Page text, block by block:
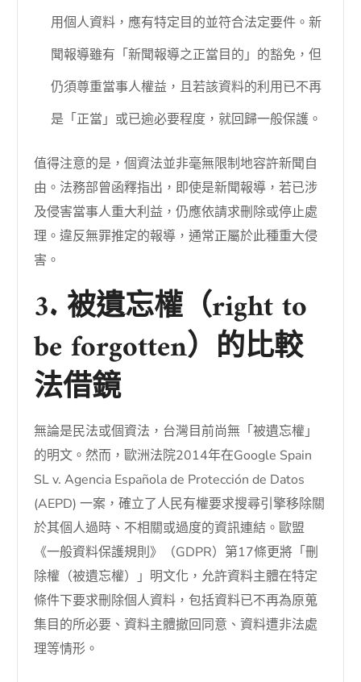
用個人資料，應有特定目的並符合法定要件。新
聞報導雖有「新聞報導之正當目的」的豁免，但
仍須尊重當事人權益，且若該資料的利用已不再
是「正當」或已逾必要程度，就回歸一般保護。
值得注意的是，個資法並非毫無限制地容許新聞自
由。法務部曾函釋指出，即使是新聞報導，若已涉
及侵害當事人重大利益，仍應依請求刪除或停止處
理。違反無罪推定的報導，通常正屬於此種重大侵
害。
3. 被遺忘權（right to
be forgotten）的比較
法借鏡
無論是民法或個資法，台灣目前尚無「被遺忘權」
的明文。然而，歐洲法院2014年在Google Spain
SL v. Agencia Española de Protección de Datos
(AEPD) 一案，確立了人民有權要求搜尋引擎移除關
於其個人過時、不相關或過度的資訊連結。歐盟
《一般資料保護規則》（GDPR）第17條更將「刪
除權（被遺忘權）」明文化，允許資料主體在特定
條件下要求刪除個人資料，包括資料已不再為原蒐
集目的所必要、資料主體撤回同意、資料遭非法處
理等情形。